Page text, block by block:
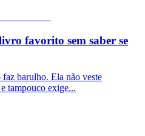
favorito sem saber se
barulho. Ela não veste
tampouco exige...